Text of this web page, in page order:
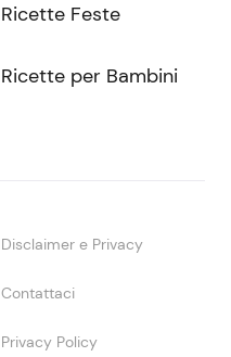
Ricette Feste
Ricette per Bambini
Disclaimer e Privacy
Contattaci
Privacy Policy